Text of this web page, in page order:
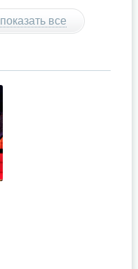
показать все